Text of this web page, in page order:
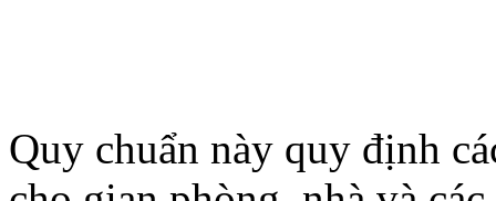
Quy chuẩn này quy định